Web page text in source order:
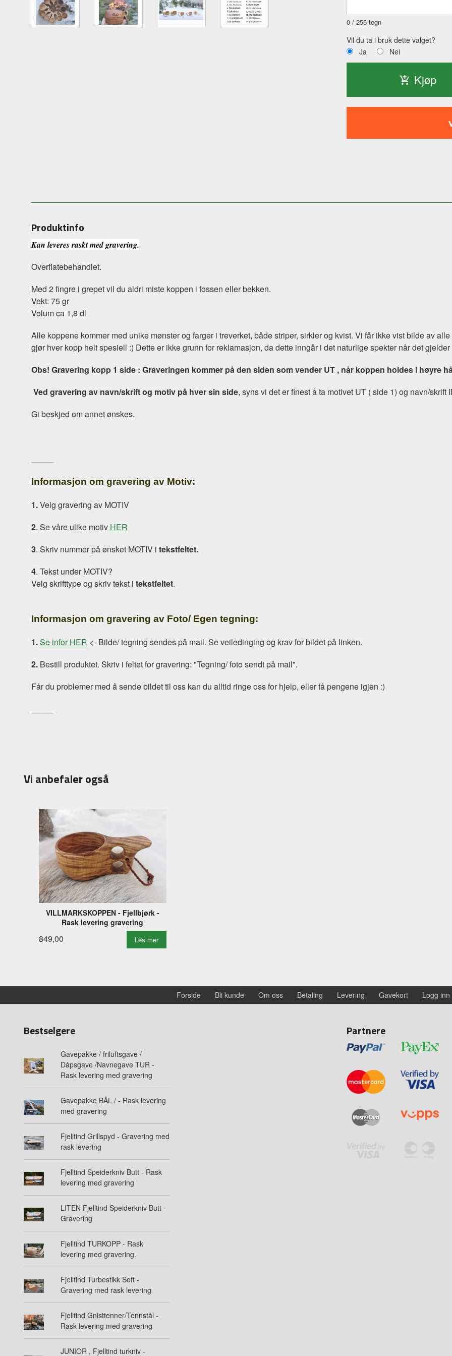
0 / 255 tegn
Vil du ta i bruk dette valget?
Ja
Nei
Kjøp
Produktinfo
Kan leveres raskt med gravering.
Overflatebehandlet.
Med 2 fingre i grepet vil du aldri miste koppen i fossen eller bekken.
Vekt: 75 gr
Volum ca 1,8 dl
Alle koppene kommer med unike mønster og farger i treverket, både striper, sirkler og kvist. Vi får ikke vist bilde av
gjør hver kopp helt spesiell :) Dette er ikke grunn for reklamasjon, da dette inngår i det naturlige spekter når det
Obs! Gravering kopp 1 side : Graveringen kommer på den siden som vender UT , når koppen holdes i høyre
Ved gravering av navn/skrift og motiv på hver sin side, syns vi det er finest å ta motivet UT ( side 1) og navn/skrift
Gi beskjed om annet ønskes.
Informasjon om gravering av Motiv:
1.Velg gravering av MOTIV
2. Se våre ulike motiv HER
3. Skriv nummer på ønsket MOTIV i tekstfeltet.
4. Tekst under MOTIV?
Velg skrifttype og skriv tekst i tekstfeltet.
Informasjon om gravering av Foto/ Egen tegning:
1.Se infor HER <- Bilde/ tegning sendes på mail. Se veiledinging og krav for bildet på linken.
2. Bestill produktet. Skriv i feltet for gravering: "Tegning/ foto sendt på mail".
Får du problemer med å sende bildet til oss kan du alltid ringe oss for hjelp, eller få pengene igjen :)
Vi anbefaler også
VILLMARKSKOPPEN - Fjellbjørk -
Rask levering gravering
849,00 Les mer
Forside Bli kunde Om oss Betaling Levering Gavekort Logg inn
Bestselgere
Gavepakke / friluftsgave /
Dåpsgave /Navnegave TUR -
Rask levering med gravering
Gavepakke BÅL / - Rask levering
med gravering
Fjelltind Grillspyd - Gravering med
rask levering
Fjelltind Speiderkniv Butt - Rask
levering med gravering
LITEN Fjelltind Speiderkniv Butt -
Gravering
Fjelltind TURKOPP - Rask
levering med gravering.
Fjelltind Turbestikk Soft -
Gravering med rask levering
Fjelltind Gnisttenner/Tennstål -
Rask levering med gravering
JUNIOR , Fjelltind turkniv -
Partnere